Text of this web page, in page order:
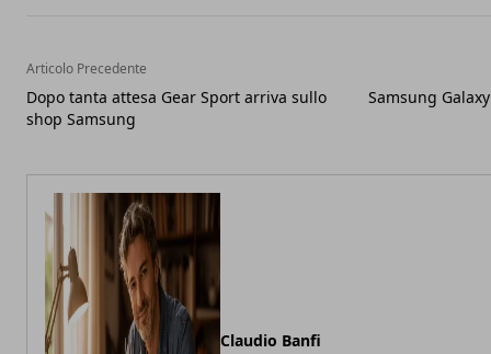
Articolo Precedente
Dopo tanta attesa Gear Sport arriva sullo
shop Samsung
Samsung
Claudio Banfi